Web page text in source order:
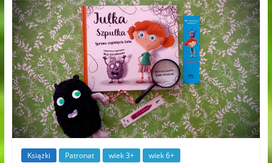
Książki Patronat wiek 3+ wiek 6+